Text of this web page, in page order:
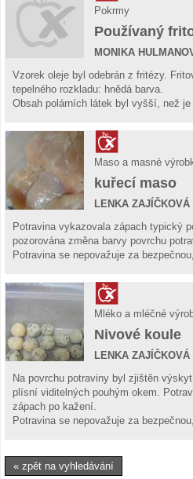
Pokrmy
Používaný
MONIKA
Vzorek oleje byl odebrán z fritézy.
tepelného rozkladu: hnědá barva.
Obsah polárních látek byl vyšší, než
Maso a masné
kuřecí maso
LENKA ZAJÍČKOVÁ
Potravina vykazovala zápach typický
pozorována změna barvy povrchu
Potravina se nepovažuje za
Mléko a mléčné
Nivové koule
LENKA ZAJÍČKOVÁ
Na povrchu potraviny byl zjištěn
plísní viditelných pouhým okem.
zápach po kažení.
Potravina se nepovažuje za
« zpět na vyhledávání